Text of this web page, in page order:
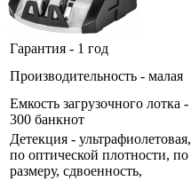
Гарантия - 1 год
Производительность - малая
Емкость загрузочного лотка -
300 банкнот
Детекция - ультрафиолетовая,
по оптической плотности, по
размеру, сдвоенность,